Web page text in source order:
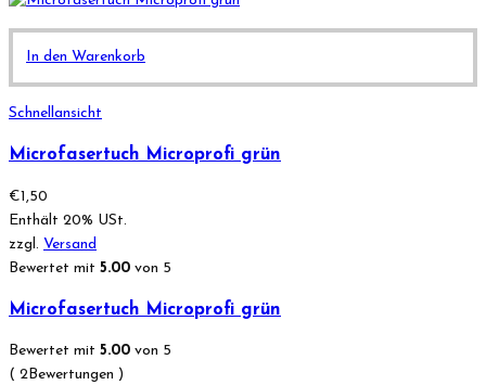
In den Warenkorb
Schnellansicht
Microfasertuch Microprofi grün
€1,50
Enthält 20% USt.
zzgl. Versand
Bewertet mit 5.00 von 5
Microfasertuch Microprofi grün
Bewertet mit 5.00 von 5
( 2Bewertungen )